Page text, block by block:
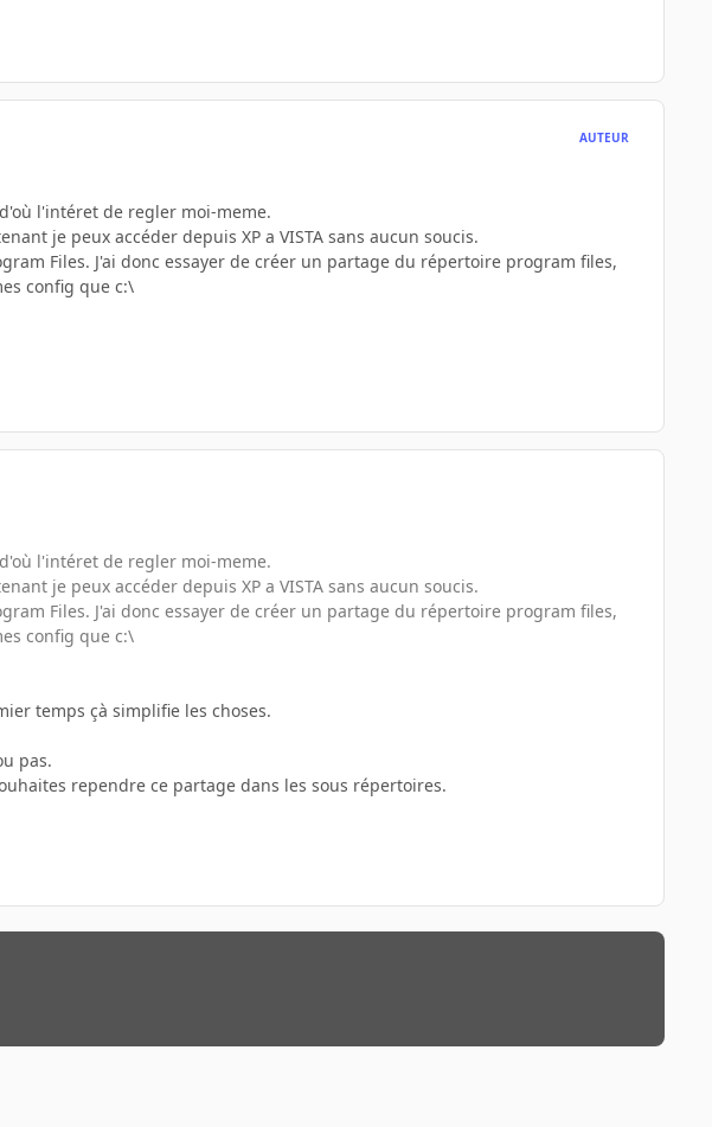
AUTEUR
l'intéret de regler moi-meme.
je peux accéder depuis XP a VISTA sans aucun soucis.
Files. J'ai donc essayer de créer un partage du répertoire program files,
config que c:\
l'intéret de regler moi-meme.
je peux accéder depuis XP a VISTA sans aucun soucis.
Files. J'ai donc essayer de créer un partage du répertoire program files,
config que c:\
temps çà simplifie les choses.
pas.
rependre ce partage dans les sous répertoires.